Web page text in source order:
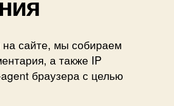
сайте, мы собираем
а также IP
браузера с целью